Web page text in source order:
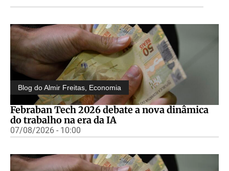
Blog do Almir Freitas Economia
Febraban Tech 2026 debate a nova dinâmica
do trabalho na era da IA
07/08/2026 - 10:00